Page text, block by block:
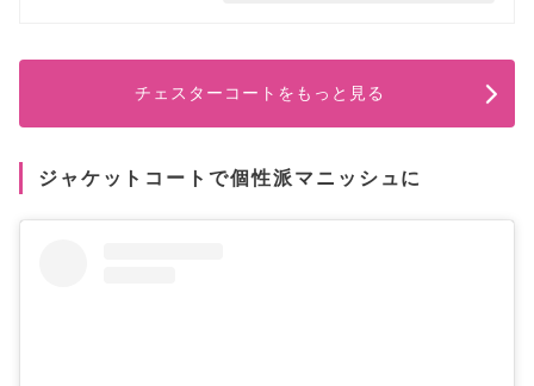
チェスターコートをもっと見る
ジャケットコートで個性派マニッシュに